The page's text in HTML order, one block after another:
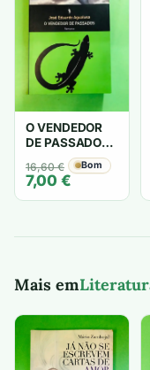
O VENDEDOR
DE PASSADOS -
José Eduardo
Agualusa
16,60€
O
preço
original
16,60 €.
7,00 €
O
preço
atual
7,00 €.
Bom
Mais em